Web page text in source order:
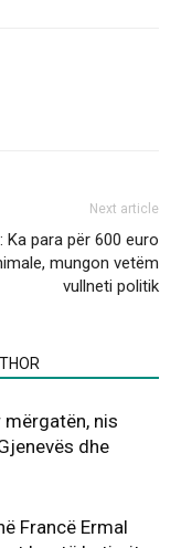
Next article
Ka para për 600 euro
mungon vetëm
vullneti politik
nis
dhe
Francë Ermal